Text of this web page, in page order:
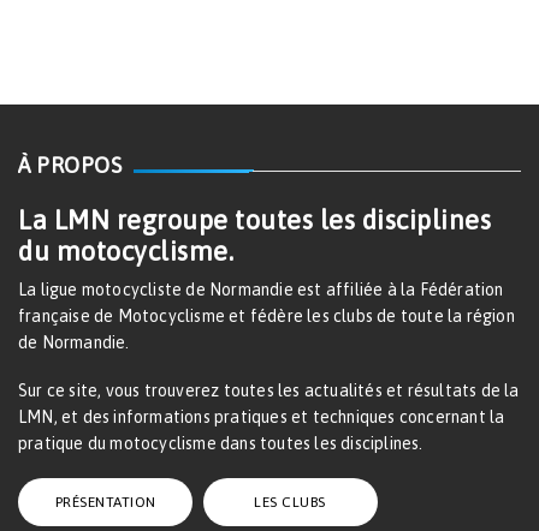
À PROPOS
La LMN regroupe toutes les disciplines
du motocyclisme.
La ligue motocycliste de Normandie est affiliée à la Fédération
française de Motocyclisme et fédère les clubs de toute la région
de Normandie.
Sur ce site, vous trouverez toutes les actualités et résultats de la
LMN, et des informations pratiques et techniques concernant la
pratique du motocyclisme dans toutes les disciplines.
PRÉSENTATION LES CLUBS